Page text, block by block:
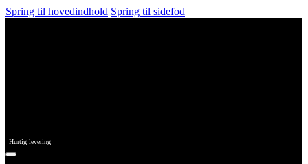
Spring til hovedindhold Spring til sidefod
Hurtig levering